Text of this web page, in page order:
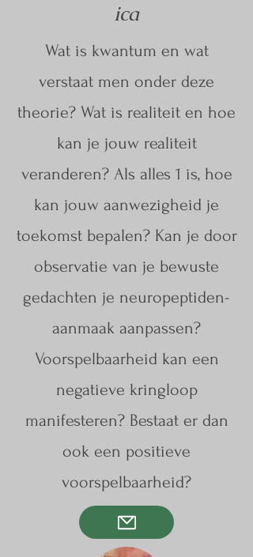
ica
Wat is kwantum en wat
verstaat men onder deze
theorie? Wat is realiteit en hoe
kan je jouw realiteit
veranderen? Als alles 1 is, hoe
kan jouw aanwezigheid je
toekomst bepalen? Kan je door
observatie van je bewuste
gedachten je neuropeptiden-
aanmaak aanpassen?
Voorspelbaarheid kan een
negatieve kringloop
manifesteren? Bestaat er dan
ook een positieve
voorspelbaarheid?